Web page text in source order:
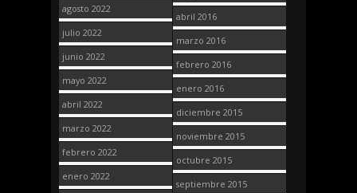
agosto 2022
julio 2022
junio 2022
mayo 2022
abril 2022
marzo 2022
febrero 2022
enero 2022
abril 2016
marzo 2016
febrero 2016
enero 2016
diciembre 2015
noviembre 2015
octubre 2015
septiembre 2015